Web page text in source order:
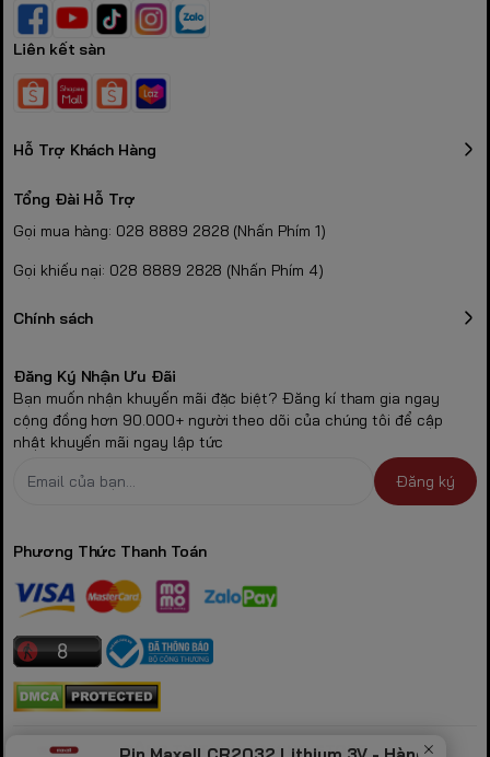
Liên kết sàn
Hỗ Trợ Khách Hàng
Tổng Đài Hỗ Trợ
Gọi mua hàng: 028 8889 2828 (Nhấn Phím 1)
Gọi khiếu nại: 028 8889 2828 (Nhấn Phím 4)
Chính sách
Đăng Ký Nhận Ưu Đãi
Bạn muốn nhận khuyến mãi đặc biệt? Đăng kí tham gia ngay
cộng đồng hơn 90.000+ người theo dõi của chúng tôi để cập
nhật khuyến mãi ngay lập tức
Đăng ký
Phương Thức Thanh Toán
CÔNG TY TNHH GAMING STORE